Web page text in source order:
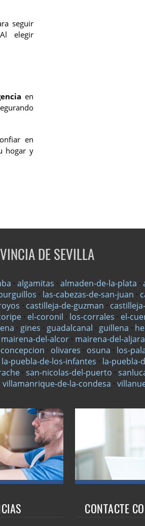
seguir
elegir
en
en
hogar y
DE SEVILLA
· algamitas · almaden-de-la-plata ·
· las-cabezas-de-san-juan ·
· castilleja-de-guzman ·
· el-coronil · los-corrales · el-
· gines · guadalcanal · guillena ·
mairena-del-alcor · mairena-del-
· olivares · osuna · los-
la-puebla-de-los-infantes · la-puebla-
· san-nicolas-del-puerto ·
villamanrique-de-la-condesa ·
CONTACTE